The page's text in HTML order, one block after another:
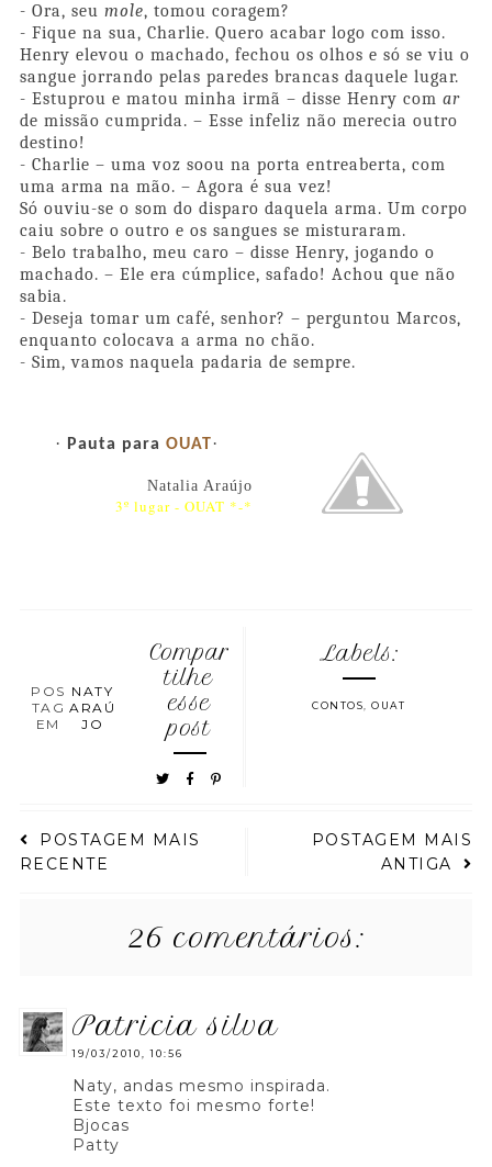
- Ora, seu mole, tomou coragem?
- Fique na sua, Charlie. Quero acabar logo com isso.
Henry elevou o machado, fechou os olhos e só se viu o
sangue jorrando pelas paredes brancas daquele lugar.
- Estuprou e matou minha irmã – disse Henry com ar
de missão cumprida. – Esse infeliz não merecia outro
destino!
- Charlie – uma voz soou na porta entreaberta, com
uma arma na mão. – Agora é sua vez!
Só ouviu-se o som do disparo daquela arma. Um corpo
caiu sobre o outro e os sangues se misturaram.
- Belo trabalho, meu caro – disse Henry, jogando o
machado. – Ele era cúmplice, safado! Achou que não
sabia.
- Deseja tomar um café, senhor? – perguntou Marcos,
enquanto colocava a arma no chão.
- Sim, vamos naquela padaria de sempre.
· Pauta para OUAT·
Natalia Araújo
3º lugar - OUAT *-*
POS
TAG
EM
NATY
ARAÚ
JO
Compar
tilhe
esse
post
Labels:
CONTOS ,OUAT
POSTAGEM MAIS
RECENTE
POSTAGEM MAIS
ANTIGA
26 comentários:
patricia silva
19/03/2010, 10:56
Naty, andas mesmo inspirada.
Este texto foi mesmo forte!
Bjocas
Patty